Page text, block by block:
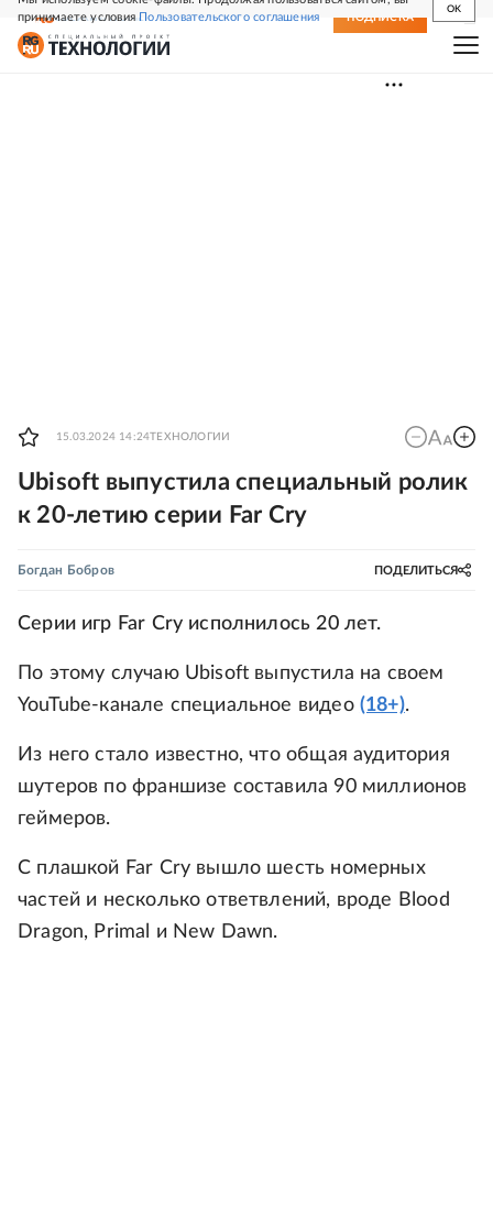
принимаете условияПользовательского соглашения
OK
СВЕЖИЙ НОМЕР ПОДПИСКА
15.03.2024 14:24ТЕХНОЛОГИИ
Ubisoft выпустила специальный ролик
к 20-летию серии Far Cry
Богдан Бобров ПОДЕЛИТЬСЯ
Серии игр Far Cry исполнилось 20 лет.
По этому случаю Ubisoft выпустила на своем
YouTube-канале специальное видео (18+).
Из него стало известно, что общая аудитория
шутеров по франшизе составила 90 миллионов
геймеров.
С плашкой Far Cry вышло шесть номерных
частей и несколько ответвлений, вроде Blood
Dragon, Primal и New Dawn.